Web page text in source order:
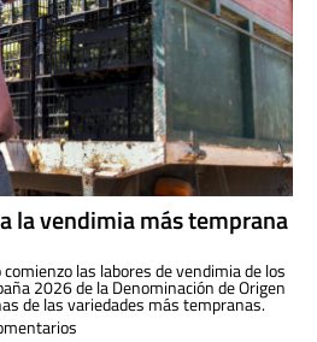
la vendimia más temprana
las labores de vendimia de los
2026 de la Denominación de Origen
de las variedades más tempranas.